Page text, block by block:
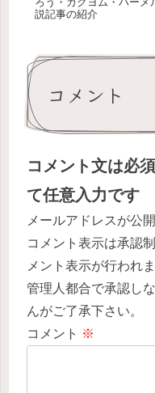
説記事の紹介
コメント
コメント文は必
て任意入力です
メールアドレスが公
コメント表示は承認
メント表示が行われま
管理人都合で承認し
んがご了承下さい。
コメント ※